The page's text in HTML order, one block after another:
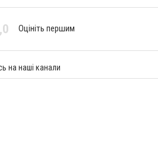
Оцініть першим
на наші канали